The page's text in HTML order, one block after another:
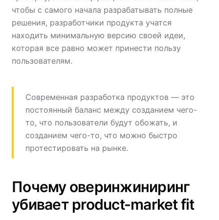
чтобы с самого начала разрабатывать полные
решения, разработчики продукта учатся
находить минимальную версию своей идеи,
которая все равно может принести пользу
пользователям.
Современная разработка продуктов — это
постоянный баланс между созданием чего-
то, что пользователи будут обожать, и
созданием чего-то, что можно быстро
протестировать на рынке.
Почему оверинжиниринг
убивает product-market fit